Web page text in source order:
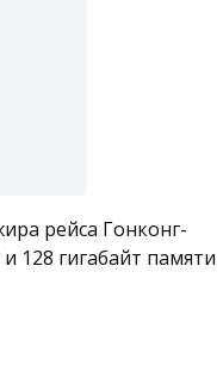
рейса Гонконг-
128 гигабайт памяти